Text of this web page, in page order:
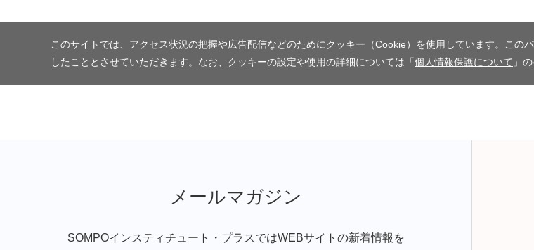
このサイトでは、アクセス状況の把握や広告配信などのためにクッキー（Cookie）を使用しています。この
したこととさせていただきます。なお、クッキーの設定や使用の詳細については「個人情報保護について 」
メールマガジン
SOMPOインスティチュート・プラスではWEBサイトの新着情報を